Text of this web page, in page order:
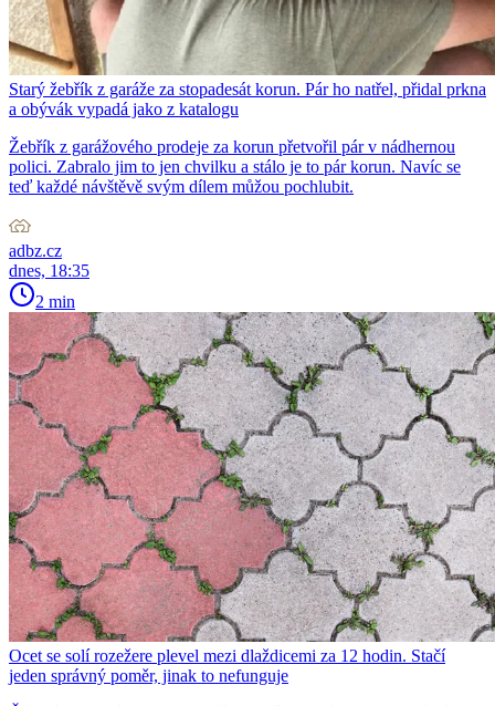
Starý žebřík z garáže za stopadesát korun. Pár ho natřel, přidal prkna
a obývák vypadá jako z katalogu
Žebřík z garážového prodeje za korun přetvořil pár v nádhernou
polici. Zabralo jim to jen chvilku a stálo je to pár korun. Navíc se
teď každé návštěvě svým dílem můžou pochlubit.
adbz.cz
dnes, 18:35
2 min
Ocet se solí rozežere plevel mezi dlaždicemi za 12 hodin. Stačí
jeden správný poměr, jinak to nefunguje